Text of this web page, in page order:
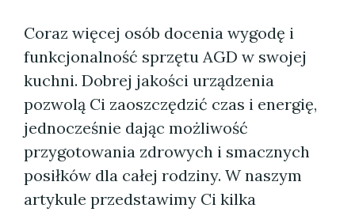
Coraz więcej osób docenia wygodę i
funkcjonalność sprzętu AGD w swojej
kuchni. Dobrej jakości urządzenia
pozwolą Ci zaoszczędzić czas i energię,
jednocześnie dając możliwość
przygotowania zdrowych i smacznych
posiłków dla całej rodziny. W naszym
artykule przedstawimy Ci kilka